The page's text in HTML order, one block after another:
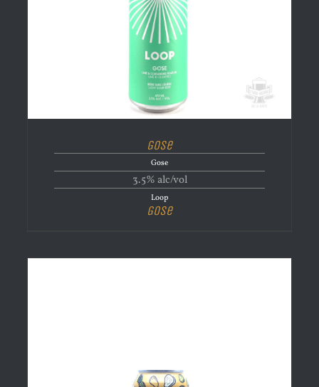
Gose
Gose
3.5% alc/vol
Loop
Gose